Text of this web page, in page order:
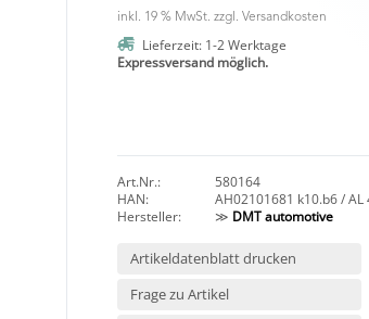
inkl. 19 % MwSt. zzgl. Versandkosten
Lieferzeit: 1-2 Werktage
Expressversand möglich.
Art.Nr.:
580164
HAN:
AH02101681 k10.b6 / AL
Hersteller:
≫ DMT automotive
Artikeldatenblatt drucken
Frage zu Artikel